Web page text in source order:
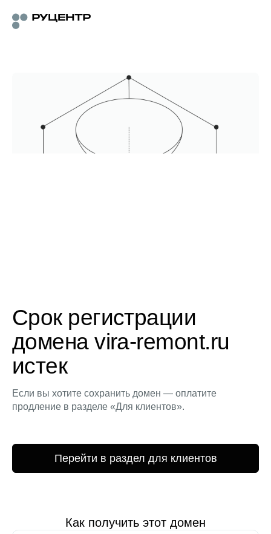
Срок регистрации
домена vira-remont.ru
истек
Если вы хотите сохранить домен — оплатите
продление в разделе «Для клиентов».
Перейти в раздел для клиентов
Как получить этот домен